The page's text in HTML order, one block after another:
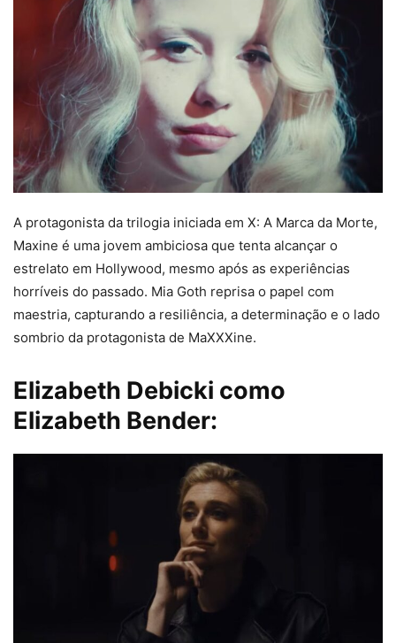
A protagonista da trilogia iniciada em X: A Marca da Morte,
Maxine é uma jovem ambiciosa que tenta alcançar o
estrelato em Hollywood, mesmo após as experiências
horríveis do passado. Mia Goth reprisa o papel com
maestria, capturando a resiliência, a determinação e o lado
sombrio da protagonista de MaXXXine.
Elizabeth Debicki como
Elizabeth Bender: